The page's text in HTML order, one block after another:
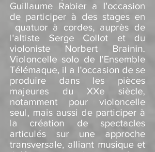
Guillaume Rabier a l'occasion
de participer à des stages en
quatuor à cordes, auprès de
l'altiste Serge Collot et du
violoniste Norbert Brainin.
Violoncelle solo de l'Ensemble
Télémaque, il a l'occasion de se
produire dans les pièces
majeures du XXe siècle,
notamment pour violoncelle
seul, mais aussi de participer à
la création de spectacles
articulés sur une approche
transversale, alliant musique et